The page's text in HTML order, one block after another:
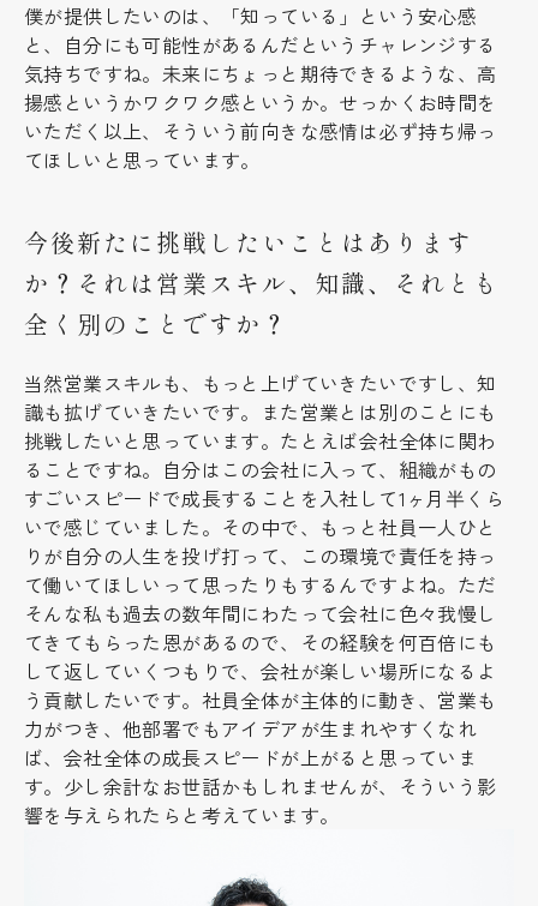
僕が提供したいのは、「知っている」という安心感
と、自分にも可能性があるんだというチャレンジする
気持ちですね。未来にちょっと期待できるような、高
揚感というかワクワク感というか。せっかくお時間を
いただく以上、そういう前向きな感情は必ず持ち帰っ
てほしいと思っています。
今後新たに挑戦したいことはあります
か？それは営業スキル、知識、それとも
全く別のことですか？
当然営業スキルも、もっと上げていきたいですし、知
識も拡げていきたいです。また営業とは別のことにも
挑戦したいと思っています。たとえば会社全体に関わ
ることですね。自分はこの会社に入って、組織がもの
すごいスピードで成長することを入社して1ヶ月半くら
いで感じていました。その中で、もっと社員一人ひと
りが自分の人生を投げ打って、この環境で責任を持っ
て働いてほしいって思ったりもするんですよね。ただ
そんな私も過去の数年間にわたって会社に色々我慢し
てきてもらった恩があるので、その経験を何百倍にも
して返していくつもりで、会社が楽しい場所になるよ
う貢献したいです。社員全体が主体的に動き、営業も
力がつき、他部署でもアイデアが生まれやすくなれ
ば、会社全体の成長スピードが上がると思っていま
す。少し余計なお世話かもしれませんが、そういう影
響を与えられたらと考えています。